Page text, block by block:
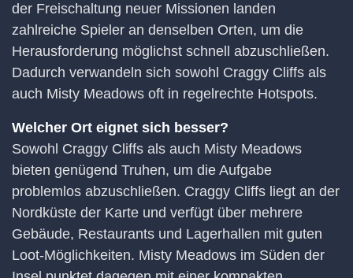
der Freischaltung neuer Missionen landen
zahlreiche Spieler an denselben Orten, um die
Herausforderung möglichst schnell abzuschließen.
Dadurch verwandeln sich sowohl Craggy Cliffs als
auch Misty Meadows oft in regelrechte Hotspots.
Welcher Ort eignet sich besser?
Sowohl Craggy Cliffs als auch Misty Meadows
bieten genügend Truhen, um die Aufgabe
problemlos abzuschließen. Craggy Cliffs liegt an der
Nordküste der Karte und verfügt über mehrere
Gebäude, Restaurants und Lagerhallen mit guten
Loot-Möglichkeiten. Misty Meadows im Süden der